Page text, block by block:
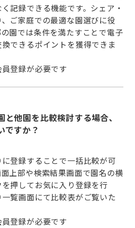
記録できる機能です。シェア・
ご家庭での最適な園選びに役
園では条件を満たすことで電子
できるポイントを獲得できま
登録が必要です
と他園を比較検討する場合、
ですか？
登録することで一括比較が可
上部や検索結果画面で園名の横
押してお気に入り登録を行
覧画面にて比較表がご覧いた
登録が必要です